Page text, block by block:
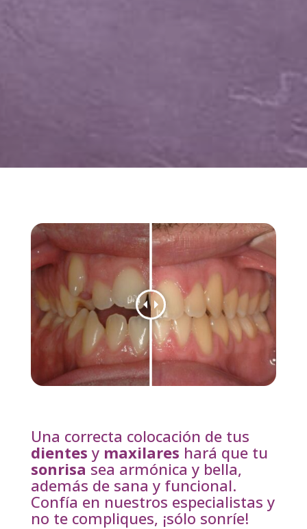
Una correcta colocación de tus
dientes y maxilares hará que tu
sonrisa sea armónica y bella,
además de sana y funcional.
Confía en nuestros especialistas y
no te compliques, ¡sólo sonríe!